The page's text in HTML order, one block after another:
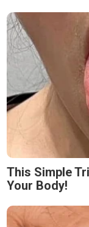
This Simple
Your Body!